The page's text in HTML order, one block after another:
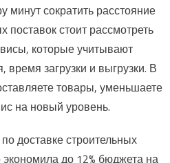
сократить расстояние
поставок стоит рассмотреть
которые учитывают
время загрузки и выгрузки. В
товары, уменьшаете
на новый уровень.
доставке строительных
до 12% бюджета на